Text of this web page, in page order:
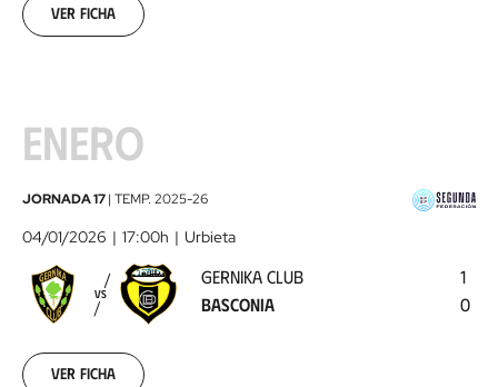
20
Ver ficha
ENERO
Gernika
Club
Basconia2026-
01-
JORNADA 17| TEMP. 2025-26
04/01/2026 17:00h Urbieta
VS
GERNIKA CLUB
BASCONIA
1
0
Ver ficha